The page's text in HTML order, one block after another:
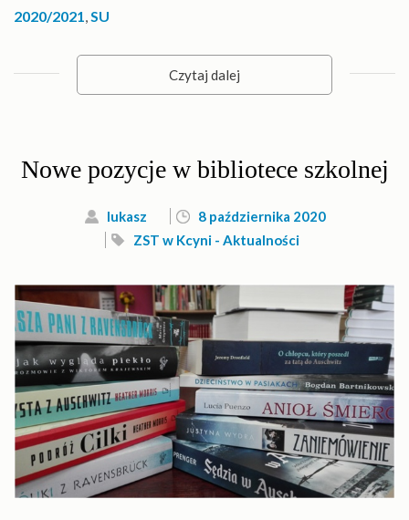
2020/2021,SU
Czytaj dalej
Nowe pozycje w bibliotece szkolnej
lukasz
8 października 2020
ZST w Kcyni - Aktualności